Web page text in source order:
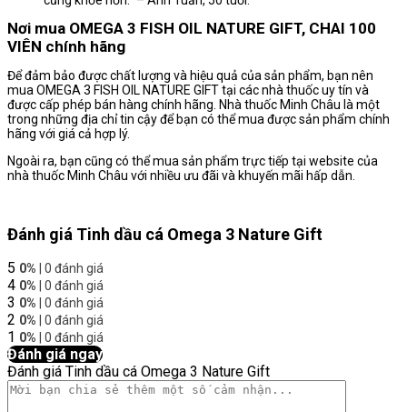
Nơi mua OMEGA 3 FISH OIL NATURE GIFT, CHAI 100
VIÊN chính hãng
Để đảm bảo được chất lượng và hiệu quả của sản phẩm, bạn nên
mua OMEGA 3 FISH OIL NATURE GIFT tại các nhà thuốc uy tín và
được cấp phép bán hàng chính hãng. Nhà thuốc Minh Châu là một
trong những địa chỉ tin cậy để bạn có thể mua được sản phẩm chính
hãng với giá cả hợp lý.
Ngoài ra, bạn cũng có thể mua sản phẩm trực tiếp tại website của
nhà thuốc Minh Châu với nhiều ưu đãi và khuyến mãi hấp dẫn.
Đánh giá Tinh dầu cá Omega 3 Nature Gift
5 0% | 0 đánh giá
4 0% | 0 đánh giá
3 0% | 0 đánh giá
2 0% | 0 đánh giá
1 0% | 0 đánh giá
Đánh giá ngay
Đánh giá Tinh dầu cá Omega 3 Nature Gift